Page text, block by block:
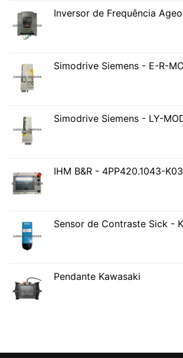
Inversor de Frequência
Simodrive Siemens - E-R-
Simodrive Siemens - LY-
IHM B&R - 4PP420.1043-K03
Sensor de Contraste Sick -
Pendante Kawasaki